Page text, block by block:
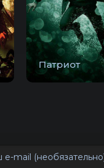
Патриот